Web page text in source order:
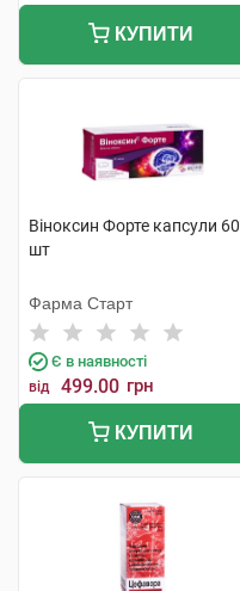
КУПИТИ
Віноксин Форте капсули 60
шт
Фарма Старт
Є в наявності
від 499.00 грн
КУПИТИ